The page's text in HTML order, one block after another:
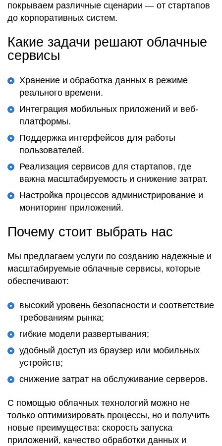
покрываем различные сценарии — от стартапов
до корпоративных систем.
Какие задачи решают облачные
сервисы
Хранение и обработка данных в режиме
реального времени.
Интеграция мобильных приложений и веб-
платформы.
Поддержка интерфейсов для работы
пользователей.
Реализация сервисов для стартапов, где
важна масштабируемость и снижение затрат.
Настройка процессов администрирование и
мониторинг приложений.
Почему стоит выбрать нас
Мы предлагаем услуги по созданию надежные и
масштабируемые облачные сервисы, которые
обеспечивают:
высокий уровень безопасности и соответствие
требованиям рынка;
гибкие модели развертывания;
удобный доступ из браузер или мобильных
устройств;
снижение затрат на обслуживание серверов.
С помощью облачных технологий можно не
только оптимизировать процессы, но и получить
новые преимущества: скорость запуска
приложений, качество обработки данных и